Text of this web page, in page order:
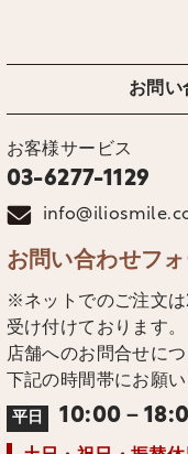
お問い
お客様サービス
03-6277-1129
お問い合わせフ
※ネットでのご注文
受け付けております。
店舗へのお問合せにつ
下記の時間帯にお願い
平日 10:00－